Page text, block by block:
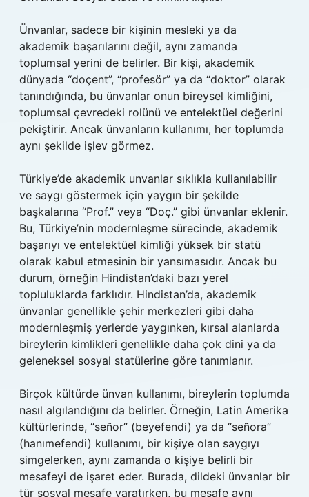
Ünvanlar, sadece bir kişinin mesleki ya da
akademik başarılarını değil, aynı zamanda
toplumsal yerini de belirler. Bir kişi, akademik
dünyada “doçent”, “profesör” ya da “doktor” olarak
tanındığında, bu ünvanlar onun bireysel kimliğini,
toplumsal çevredeki rolünü ve entelektüel değerini
pekiştirir. Ancak ünvanların kullanımı, her toplumda
aynı şekilde işlev görmez.
Türkiye’de akademik unvanlar sıklıkla kullanılabilir
ve saygı göstermek için yaygın bir şekilde
başkalarına “Prof.” veya “Doç.” gibi ünvanlar eklenir.
Bu, Türkiye’nin modernleşme sürecinde, akademik
başarıyı ve entelektüel kimliği yüksek bir statü
olarak kabul etmesinin bir yansımasıdır. Ancak bu
durum, örneğin Hindistan’daki bazı yerel
topluluklarda farklıdır. Hindistan’da, akademik
ünvanlar genellikle şehir merkezleri gibi daha
modernleşmiş yerlerde yaygınken, kırsal alanlarda
bireylerin kimlikleri genellikle daha çok dini ya da
geleneksel sosyal statülerine göre tanımlanır.
Birçok kültürde ünvan kullanımı, bireylerin toplumda
nasıl algılandığını da belirler. Örneğin, Latin Amerika
kültürlerinde, “señor” (beyefendi) ya da “señora”
(hanımefendi) kullanımı, bir kişiye olan saygıyı
simgelerken, aynı zamanda o kişiye belirli bir
mesafeyi de işaret eder. Burada, dildeki ünvanlar bir
tür sosyal mesafe yaratırken, bu mesafe aynı